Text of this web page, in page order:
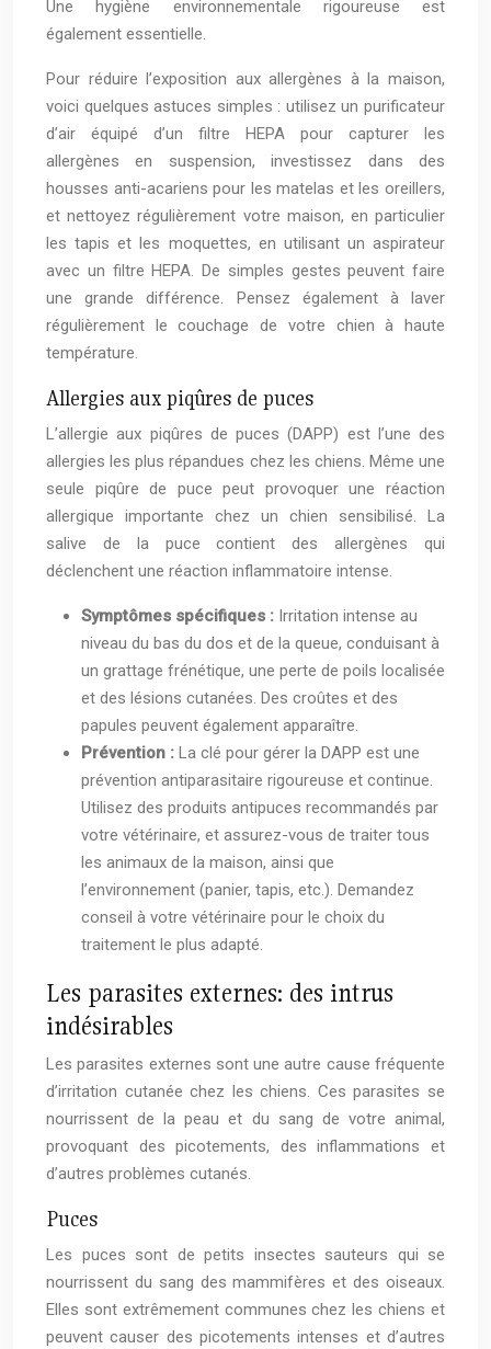
Une hygiène environnementale rigoureuse est
également essentielle.
Pour réduire l’exposition aux allergènes à la maison,
voici quelques astuces simples : utilisez un purificateur
d’air équipé d’un filtre HEPA pour capturer les
allergènes en suspension, investissez dans des
housses anti-acariens pour les matelas et les oreillers,
et nettoyez régulièrement votre maison, en particulier
les tapis et les moquettes, en utilisant un aspirateur
avec un filtre HEPA. De simples gestes peuvent faire
une grande différence. Pensez également à laver
régulièrement le couchage de votre chien à haute
température.
Allergies aux piqûres de puces
L’allergie aux piqûres de puces (DAPP) est l’une des
allergies les plus répandues chez les chiens. Même une
seule piqûre de puce peut provoquer une réaction
allergique importante chez un chien sensibilisé. La
salive de la puce contient des allergènes qui
déclenchent une réaction inflammatoire intense.
Symptômes spécifiques : Irritation intense au
niveau du bas du dos et de la queue, conduisant à
un grattage frénétique, une perte de poils localisée
et des lésions cutanées. Des croûtes et des
papules peuvent également apparaître.
Prévention : La clé pour gérer la DAPP est une
prévention antiparasitaire rigoureuse et continue.
Utilisez des produits antipuces recommandés par
votre vétérinaire, et assurez-vous de traiter tous
les animaux de la maison, ainsi que
l’environnement (panier, tapis, etc.). Demandez
conseil à votre vétérinaire pour le choix du
traitement le plus adapté.
Les parasites externes: des intrus
indésirables
Les parasites externes sont une autre cause fréquente
d’irritation cutanée chez les chiens. Ces parasites se
nourrissent de la peau et du sang de votre animal,
provoquant des picotements, des inflammations et
d’autres problèmes cutanés.
Puces
Les puces sont de petits insectes sauteurs qui se
nourrissent du sang des mammifères et des oiseaux.
Elles sont extrêmement communes chez les chiens et
peuvent causer des picotements intenses et d’autres